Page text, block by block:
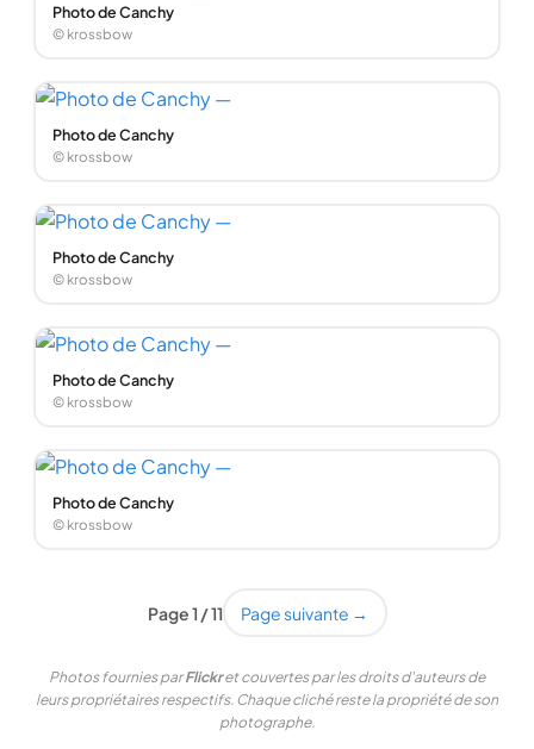
Photo de Canchy
© krossbow
Photo de Canchy
© krossbow
Photo de Canchy
© krossbow
Photo de Canchy
© krossbow
Photo de Canchy
© krossbow
Page 1 / 11 Page suivante →
Photos fournies parFlickret couvertes par les droits d'auteurs de
leurs propriétaires respectifs. Chaque cliché reste la propriété de son
photographe.